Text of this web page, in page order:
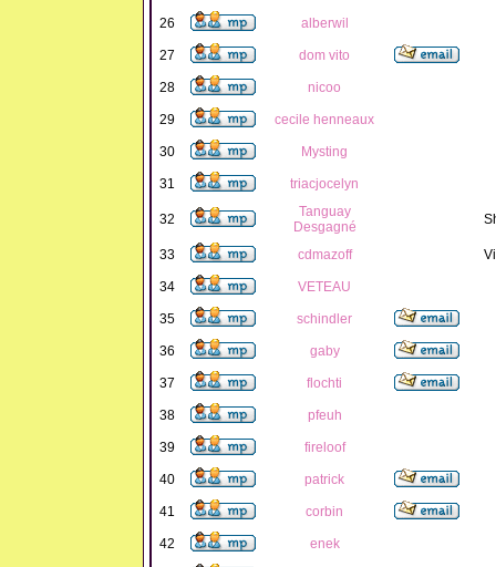
26 alberwil
27 dom vito
28 nicoo
29 cecile henneaux
30 Mysting
31 triacjocelyn
32
Tanguay
Desgagné
33 cdmazoff
34 VETEAU
35 schindler
36 gaby
37 flochti
38 pfeuh
39 fireloof
40 patrick
41 corbin
42 enek